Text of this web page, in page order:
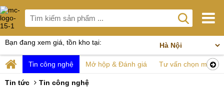
Bạn đang xem giá, tồn kho tại:
Tin công nghệ Mở hộp & Đánh giá Tư vấn chọn mua
Tin tức Tin công nghệ